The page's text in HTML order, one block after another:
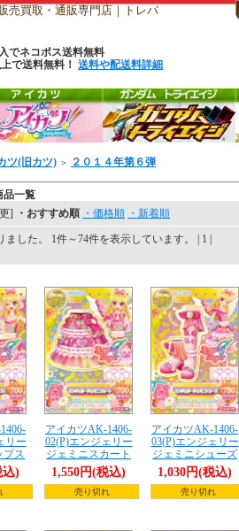
売買取・通販専門店｜トレパ
でネコポス送料無料
で送料無料！ 送料や配送料詳細
ツ(旧カツ) ＞ ２０１４年第６弾
品一覧
]
・おすすめ順 ・価格順 ・新着順
ました。 1件～74件を表示しています。 | 1 |
リー
プス
込)
アイカツAK-1406-
02(P)エンジェリー
ジェミニスカート
1,550円(税込)
売り切れ
アイカツAK-1406-
03(P)エンジェリー
ジェミニシューズ
1,030円(税込)
売り切れ